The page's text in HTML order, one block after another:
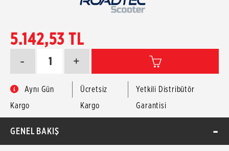
5.142,53 TL
+
-
Aynı Gün
Kargo
Ücretsiz
Kargo
Yetkili Distribütör
Garantisi
GENEL BAKIŞ